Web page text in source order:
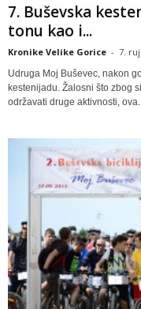
7. Buševska
tonu kao i...
Kronike Velike Gorice - 7.
Udruga Moj Buševec, nakon
kestenijadu. Žalosni što zbog
održavati druge aktivnosti, ova...